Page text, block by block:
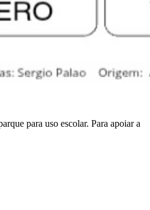
para uso escolar. Para apoiar a